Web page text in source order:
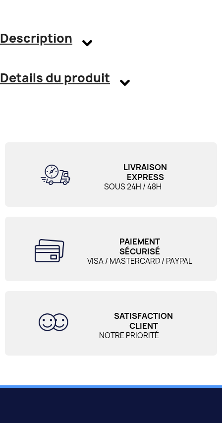
Description
Details du produit
LIVRAISON
EXPRESS
SOUS 24H / 48H
PAIEMENT
SÉCURISÉ
VISA / MASTERCARD / PAYPAL
SATISFACTION
CLIENT
NOTRE PRIORITÉ